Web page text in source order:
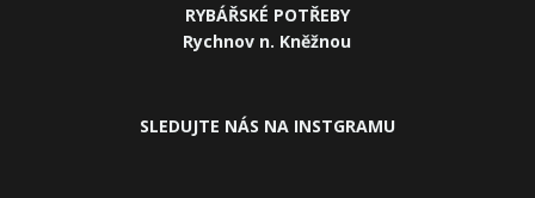
RYBÁŘSKÉ POTŘEBY
Rychnov n. Kněžnou
SLEDUJTE NÁS NA INSTGRAMU